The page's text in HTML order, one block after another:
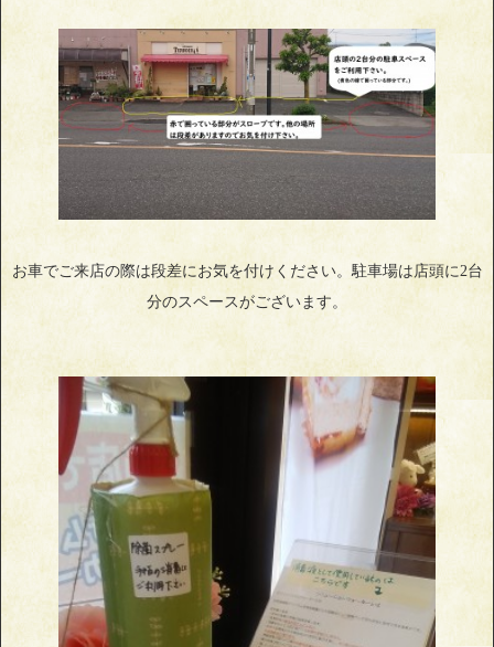
お車でご来店の際は段差にお気を付けください。駐車場は店頭に2台
分のスペースがございます。